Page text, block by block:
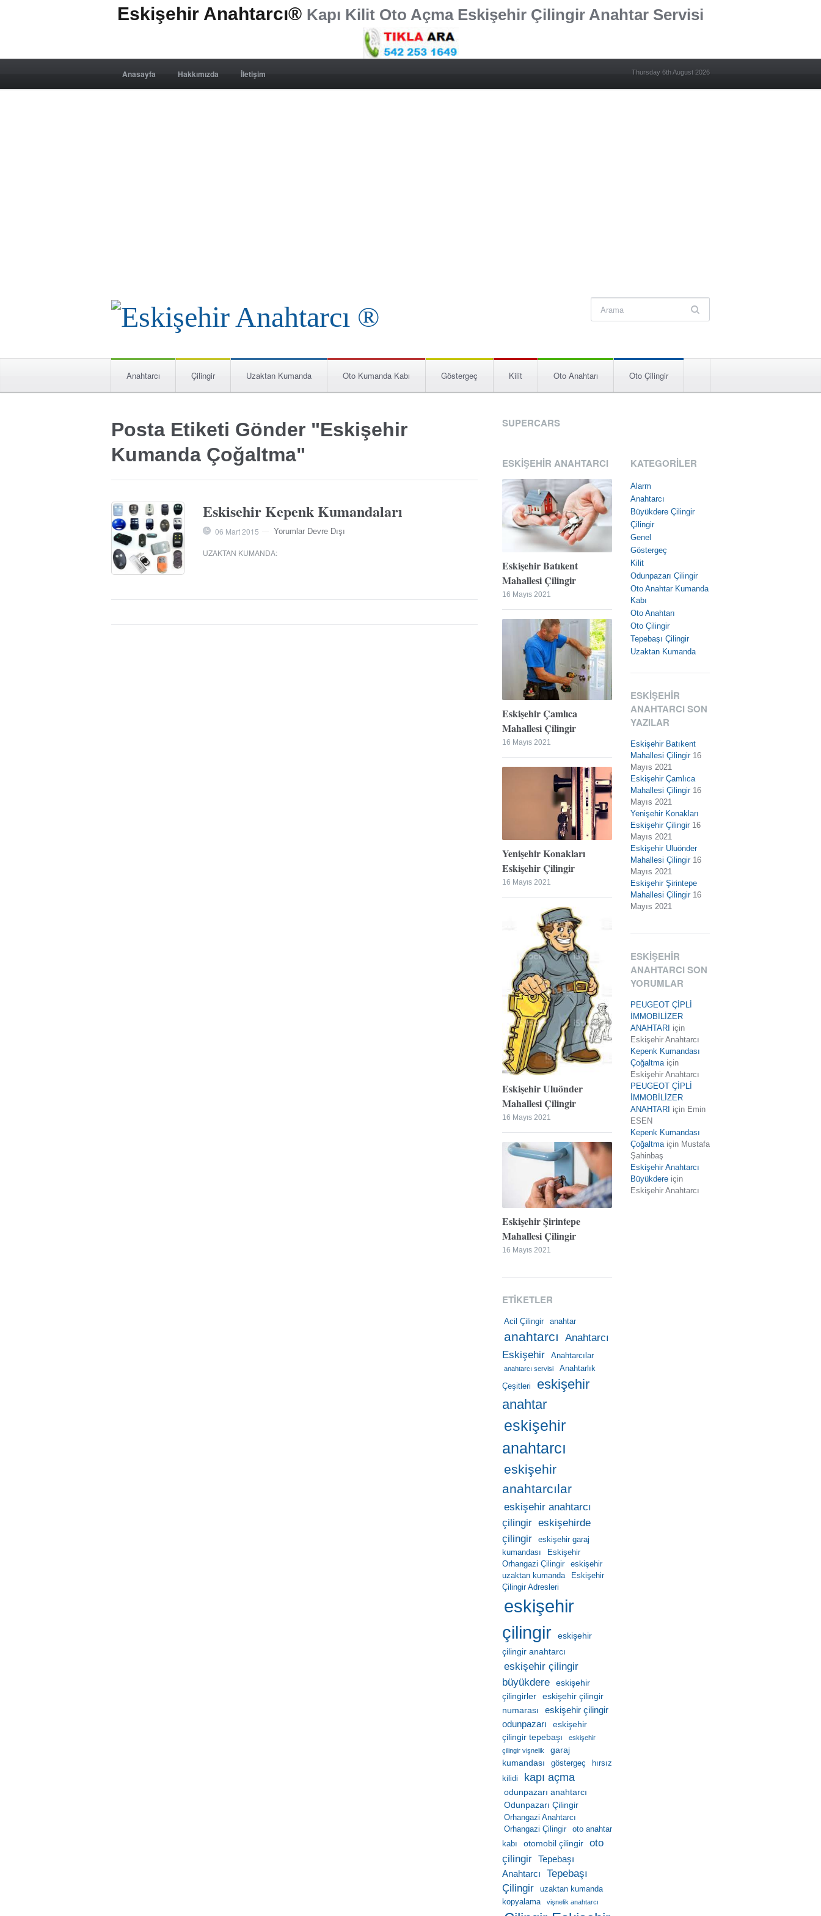
Eskişehir Anahtarcı® Kapı Kilit Oto Açma Eskişehir Çilingir Anahtar Servisi
Anasayfa Hakkımızda İletişim Thursday 6th August 2026
Anahtarcı Çilingir Uzaktan Kumanda Oto Kumanda Kabı Göstergeç Kilit Oto Anahtarı Oto Çilingir
Posta Etiketi Gönder "Eskişehir
Kumanda Çoğaltma"
Eskisehir Kepenk Kumandaları
06 Mart 2015 Yorumlar Devre Dışı
UZAKTAN KUMANDA:
SUPERCARS
ESKIŞEHIR ANAHTARCI
Eskişehir Batıkent
Mahallesi Çilingir
16 Mayıs 2021
Eskişehir Çamlıca
Mahallesi Çilingir
16 Mayıs 2021
Yenişehir Konakları
Eskişehir Çilingir
16 Mayıs 2021
Eskişehir Uluönder
Mahallesi Çilingir
16 Mayıs 2021
Eskişehir Şirintepe
Mahallesi Çilingir
16 Mayıs 2021
ETIKETLER
Acil Çilingir anahtar
anahtarcı Anahtarcı
Eskişehir
Anahtarcılar
anahtarcı servisi Anahtarlık
Çeşitleri
eskişehir
anahtar
eskişehir
anahtarcı
eskişehir
anahtarcılar
eskişehir anahtarcı
çilingir eskişehirde
çilingir
eskişehir garaj
kumandası
Eskişehir
Orhangazi Çilingir
eskişehir
uzaktan kumanda
Eskişehir
Çilingir Adresleri
eskişehir
çilingir
eskişehir
çilingir anahtarcı
eskişehir çilingir
büyükdere
eskişehir
çilingirler
eskişehir çilingir
numarası
eskişehir çilingir
odunpazarı
eskişehir
çilingir tepebaşı
eskişehir
çilingir vişnelik
garaj
kumandası
göstergeç
hırsız
kilidi
kapı açma
odunpazarı anahtarcı
Odunpazarı Çilingir
Orhangazi Anahtarcı
Orhangazi Çilingir
oto anahtar
kabı
otomobil çilingir
oto
çilingir Tepebaşı
Anahtarcı
Tepebaşı
Çilingir
uzaktan kumanda
kopyalama
vişnelik anahtarcı
KATEGORILER
Alarm
Anahtarcı
Büyükdere Çilingir
Çilingir
Genel
Göstergeç
Kilit
Odunpazarı Çilingir
Oto Anahtar Kumanda
Kabı
Oto Anahtarı
Oto Çilingir
Tepebaşı Çilingir
Uzaktan Kumanda
ESKIŞEHIR
ANAHTARCI SON
YAZILAR
Eskişehir Batıkent
Mahallesi Çilingir 16
Mayıs 2021
Eskişehir Çamlıca
Mahallesi Çilingir 16
Mayıs 2021
Yenişehir Konakları
Eskişehir Çilingir 16
Mayıs 2021
Eskişehir Uluönder
Mahallesi Çilingir 16
Mayıs 2021
Eskişehir Şirintepe
Mahallesi Çilingir 16
Mayıs 2021
ESKIŞEHIR
ANAHTARCI SON
YORUMLAR
PEUGEOT ÇİPLİ
İMMOBİLİZER
ANAHTARI için
Eskişehir Anahtarcı
Kepenk Kumandası
Çoğaltmaiçin
Eskişehir Anahtarcı
PEUGEOT ÇİPLİ
İMMOBİLİZER
ANAHTARI için Emin
ESEN
Kepenk Kumandası
Çoğaltmaiçin Mustafa
Şahinbaş
Eskişehir Anahtarcı
Büyükdere için
Eskişehir Anahtarcı